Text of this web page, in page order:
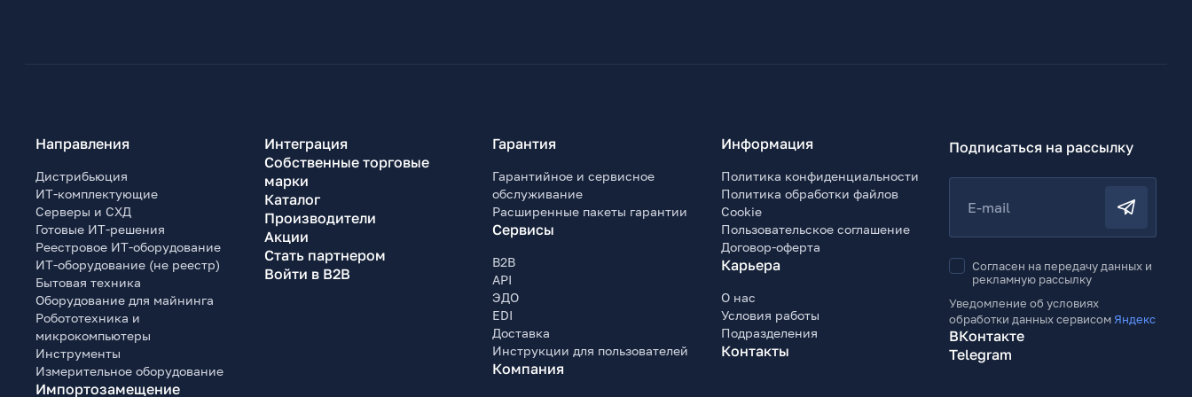
Направления
Дистрибьюция
ИТ-комплектующие
Серверы и СХД
Готовые ИТ-решения
Реестровое ИТ-оборудование
ИТ-оборудование (не реестр)
Бытовая техника
Оборудование для майнинга
Робототехника и
микрокомпьютеры
Инструменты
Измерительное оборудование
Импортозамещение
Интеграция
Собственные торговые
марки
Каталог
Производители
Акции
Стать партнером
Войти в B2B
Гарантия
Гарантийное и сервисное
обслуживание
Расширенные пакеты гарантии
Сервисы
B2B
API
ЭДО
EDI
Доставка
Инструкции для пользователей
Компания
Информация
Политика конфиденциальности
Политика обработки файлов
Cookie
Пользовательское соглашение
Договор-оферта
Карьера
О нас
Условия работы
Подразделения
Контакты
Подписаться на рассылку
E-mail
Согласен на передачу данных и
рекламную рассылку
Уведомление об условиях
обработки данных сервисом Яндекс
ВКонтакте
Telegram